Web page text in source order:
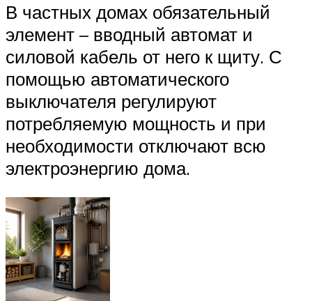
В частных домах обязательный
элемент – вводный автомат и
силовой кабель от него к щиту. С
помощью автоматического
выключателя регулируют
потребляемую мощность и при
необходимости отключают всю
электроэнергию дома.